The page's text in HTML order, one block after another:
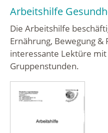
Arbeitshilfe
Die Arbeitshilfe
Ernährung, Bewegung &
interessante Lektüre
Gruppenstunden.